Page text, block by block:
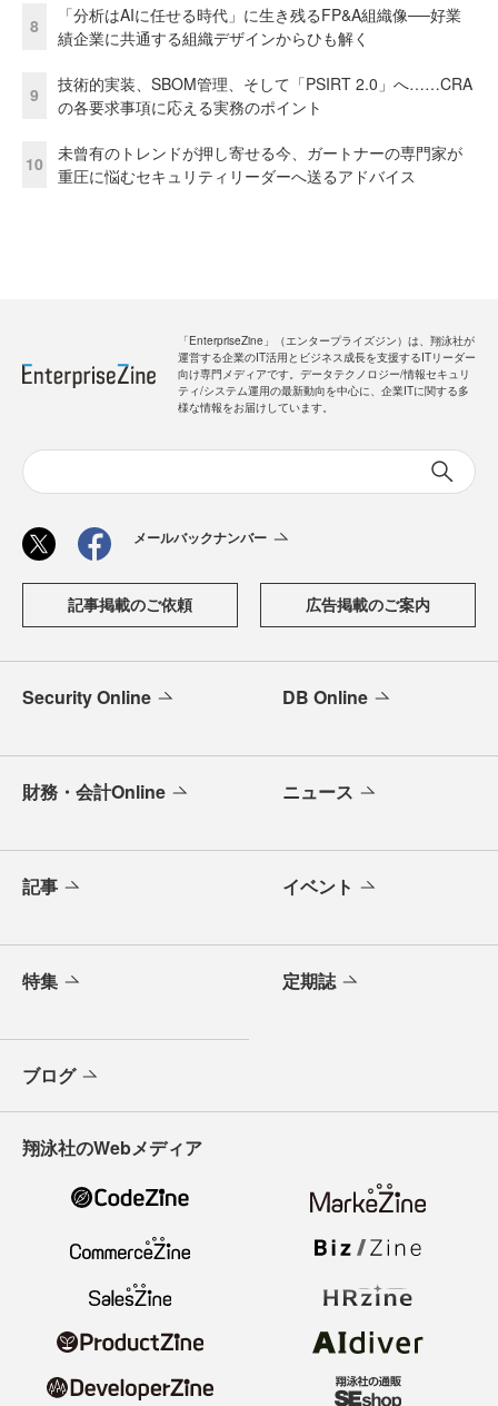
8
「分析はAIに任せる時代」に生き残るFP&A組織像──好業
績企業に共通する組織デザインからひも解く
9
技術的実装、SBOM管理、そして「PSIRT 2.0」へ……CRA
の各要求事項に応える実務のポイント
10
未曾有のトレンドが押し寄せる今、ガートナーの専門家が
重圧に悩むセキュリティリーダーへ送るアドバイス
「EnterpriseZine」（エンタープライズジン）は、翔泳社が
運営する企業のIT活用とビジネス成長を支援するITリーダー
向け専門メディアです。データテクノロジー/情報セキュリ
ティ/システム運用の最新動向を中心に、企業ITに関する多
様な情報をお届けしています。
メールバックナンバー
記事掲載のご依頼 広告掲載のご案内
Security Online DB Online
財務・会計Online ニュース
記事 イベント
特集 定期誌
ブログ
翔泳社のWebメディア